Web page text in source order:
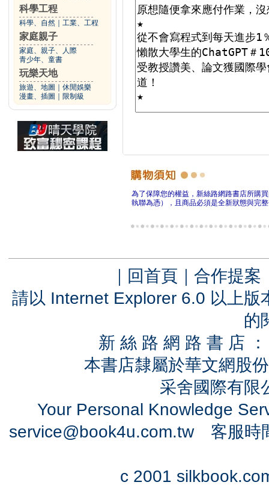
科學工程
科學、自然 工業、工程
家庭親子
家庭、親子、人際
青少年、童書
玩樂天地
旅遊、地圖
休閒娛樂
漫畫、插圖
限制級
為了保障您的權益，新絲路網路書店所購
執聯為憑），且商品必須是全新狀態與完
｜ 回首頁 ｜ 合作提案
請以 Internet Explorer 6.0 以上
的
新 絲 路 網 路 書 店
本書店隸屬於華文網股
采舍國際有
Your Personal Knowledge
service@book4u.com.tw客服時
c 2001